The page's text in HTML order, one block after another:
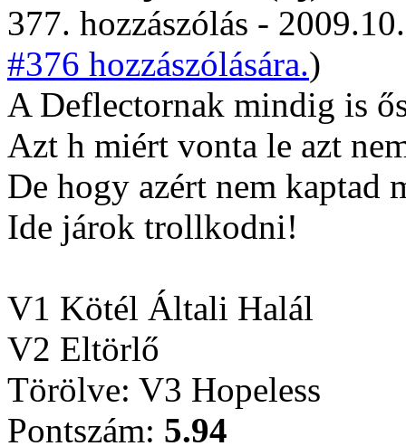
377. hozzászólás -
#376 hozzászólására.)
A Deflectornak mindig is
Azt h miért vonta le azt
De hogy azért nem kaptad
Ide járok trollkodni!
V1 Kötél Általi Halál
V2 Eltörlő
Törölve: V3 Hopeless
Pontszám: 5.94